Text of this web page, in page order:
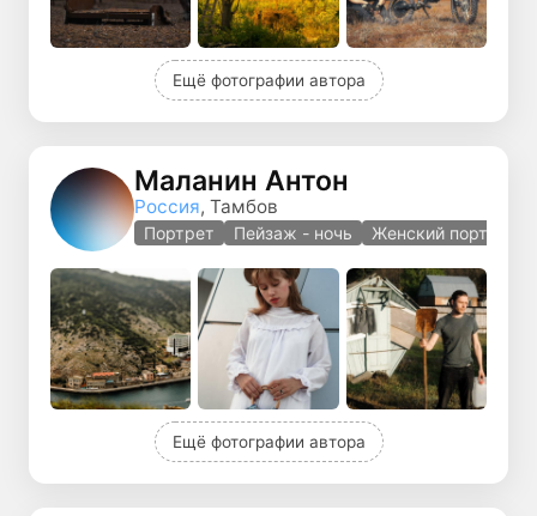
Ещё фотографии автора
Маланин Антон
Россия, Тамбов
Портрет Пейзаж - ночь Женский портрет
Ещё фотографии автора